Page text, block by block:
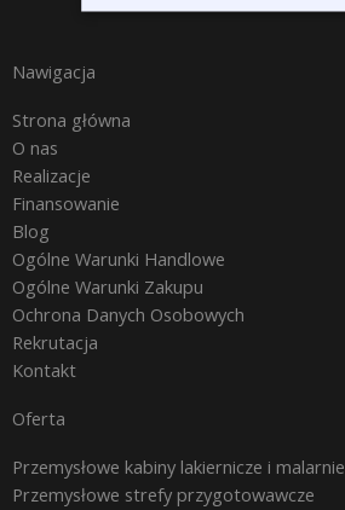
Nawigacja
Strona główna
O nas
Realizacje
Finansowanie
Blog
Ogólne Warunki Handlowe
Ogólne Warunki Zakupu
Ochrona Danych Osobowych
Rekrutacja
Kontakt
Oferta
Przemysłowe kabiny lakiernicze i malarnie
Przemysłowe strefy przygotowawcze